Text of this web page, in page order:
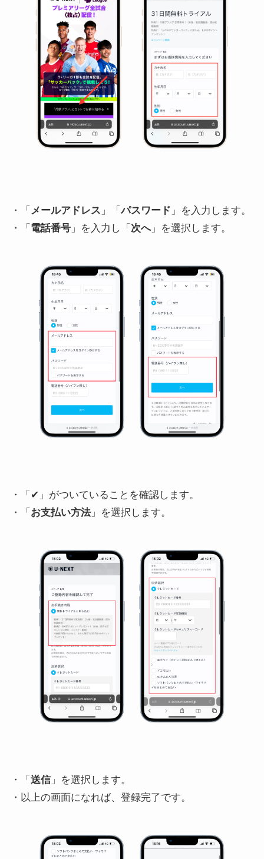
・「 メールアドレス 」「パスワード 」を入力します。
・「 電話番号」を入力し「 次へ」を選択します。
・「✔︎」がついていることを確認します。
・「 お支払い方法」を選択します。
・「 送信」を選択します。
・以上の画面になれば、登録完了です。